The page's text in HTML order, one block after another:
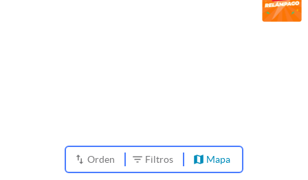
Orden Filtros Mapa